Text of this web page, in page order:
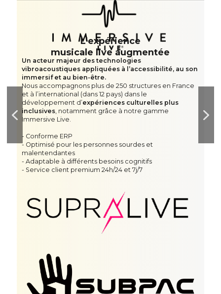
L’expérience
musicale live augmentée
Un acteur majeur des technologies
vibroacoustiques appliquées à l’accessibilité, au son
immersif et au bien-être.
Nous accompagnons plus de 250 structures en France
et à l’international (dans 12 pays) dans le
développement d’expériences culturelles plus
inclusives, notamment grâce à notre gamme
Immersive Live.
- Conforme ERP
- Optimisé pour les personnes sourdes et
malentendantes
- Adaptable à différents besoins cognitifs
- Service client premium 24h/24 et 7j/7